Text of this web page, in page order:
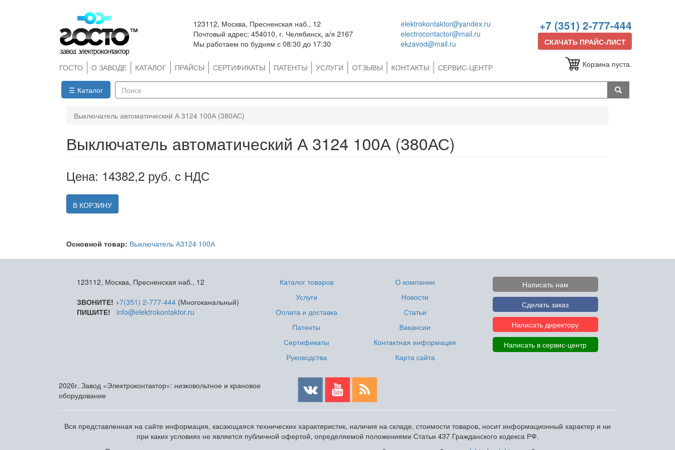
123112, Москва, Пресненская наб., 12
Почтовый адрес: 454010, г. Челябинск, а/я 2167
Мы работаем по будням с 08:30 до 17:30
elektrokontaktor@yandex.ru
electrocontactor@mail.ru
ekzavod@mail.ru
+7 (351) 2-777-444
СКАЧАТЬ ПРАЙС-ЛИСТ
ГОСТО О ЗАВОДЕ КАТАЛОГ ПРАЙСЫ СЕРТИФИКАТЫ ПАТЕНТЫ УСЛУГИ ОТЗЫВЫ КОНТАКТЫ СЕРВИС-ЦЕНТР Корзина пуста.
☰ Каталог
Выключатель автоматический А 3124 100А (380АС)
Выключатель автоматический А 3124 100А (380АС)
Цена: 14382,2 руб. с НДС
В КОРЗИНУ
Основной товар: Выключатель А3124 100А
123112, Москва, Пресненская наб., 12
ЗВОНИТЕ! +7(351) 2-777-444 (Многоканальный)
ПИШИТЕ!
info@elektrokontaktor.ru
Каталог товаров
Услуги
Оплата и доставка
Патенты
Сертификаты
Руководства
О компании
Новости
Статьи
Вакансии
Контактная информация
Карта сайта
Написать нам
Сделать заказ
Написать директору
Написать в сервис-центр
2026г. Завод «Электроконтактор»: низковольтное и крановое
оборудование
Вся представленная на сайте информация, касающаяся технических характеристик, наличия на складе, стоимости товаров, носит информационный характер и ни
при каких условиях не является публичной офертой, определяемой положениями Статьи 437 Гражданского кодекса РФ.